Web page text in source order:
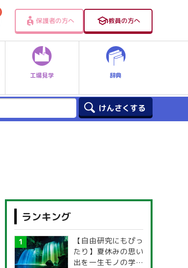
保護者の方へ 教員の方へ
工場見学 辞典
ランキング
【自由研究にもぴっ
たり】夏休みの思い
出を一生モノの学び